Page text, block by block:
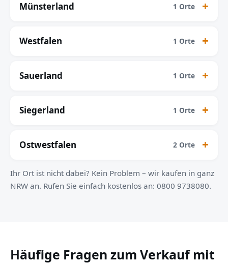
Münsterland 1 Orte
Westfalen 1 Orte
Sauerland 1 Orte
Siegerland 1 Orte
Ostwestfalen 2 Orte
Ihr Ort ist nicht dabei? Kein Problem – wir kaufen in ganz
NRW an. Rufen Sie einfach kostenlos an: 0800 9738080.
Häufige Fragen zum Verkauf mit